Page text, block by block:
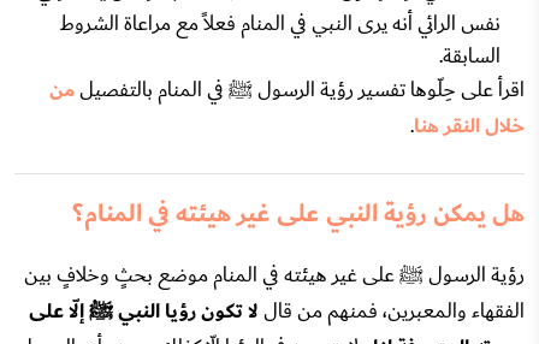
نفس الرائي أنه يرى النبي في المنام فعلاً مع مراعاة الشروط
السابقة.
اقرأ على حِلّوها تفسير رؤية الرسول ﷺ في المنام بالتفصيلمن
خلال النقر هنا.
هل يمكن رؤية النبي على غير هيئته في المنام؟
رؤية الرسول ﷺ على غير هيئته في المنام موضع بحثٍ وخلافٍ بين
الفقهاء والمعبرين، فمنهم من قاللا تكون رؤيا النبي ﷺ إلّا على